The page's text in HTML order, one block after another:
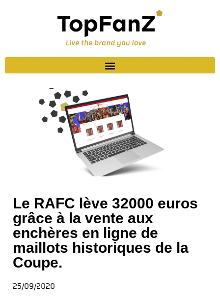
Le RAFC lève 32000 euros
grâce à la vente aux
enchères en ligne de
maillots historiques de la
Coupe.
25/09/2020